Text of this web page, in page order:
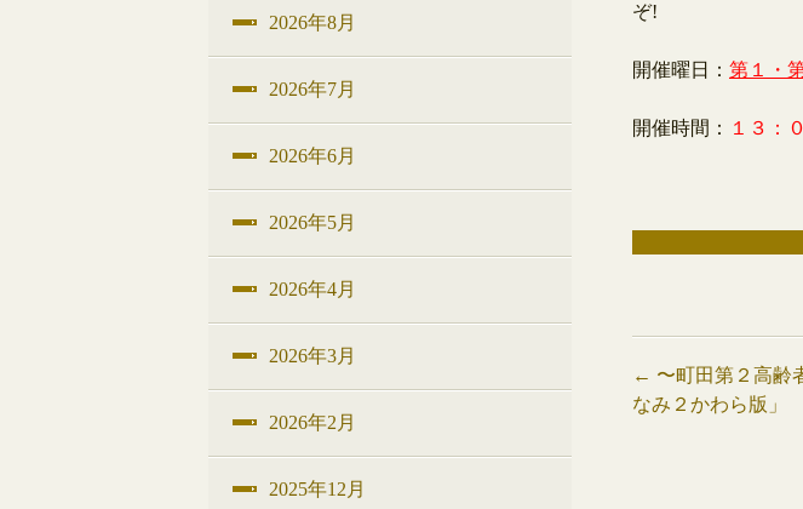
ぞ!
開催曜日： 第１・
開催時間： １３：
投
← 〜町田第２高齢
なみ２かわら版」
2026年8月
2026年7月
2026年6月
2026年5月
2026年4月
2026年3月
2026年2月
2025年12月